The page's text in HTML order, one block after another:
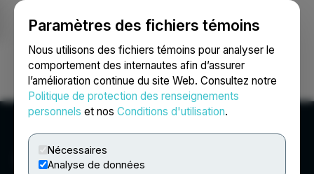
Paramètres des fichiers témoins
Nous utilisons des fichiers témoins pour analyser le
comportement des internautes afin d’assurer
l’amélioration continue du site Web. Consultez notre
Politique de protection des renseignements
personnels et nos Conditions d'utilisation.
Nécessaires
Analyse de données
Ouvrir une session Recherche English